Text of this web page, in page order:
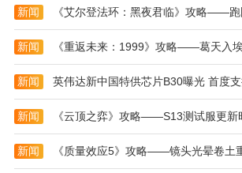
2、通过击败敌人并完成任务，玩
励，提升角色的能力，解锁更多强力技
3、游戏内有多种可变形角色和武
由搭配，打造最强的战斗阵容，提升
4、提供丰富的成就系统，玩家完
获得特殊奖励，进一步增强角色实力。
变形人大作战游戏测评
新闻 《艾尔登法环：黑夜君临》攻略——
新闻 《重返未来：1999》攻略——葛天入
新闻 英伟达新中国特供芯片B30曝光 首度
新闻 《云顶之弈》攻略——S13测试服更新
新闻 《质量效应5》攻略——镜头光晕卷土